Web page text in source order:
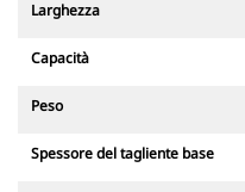
Larghezza
Capacità
Peso
Spessore del tagliente base